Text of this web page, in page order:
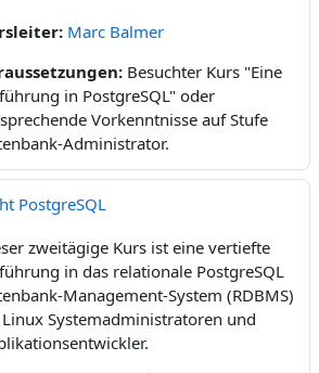
Marc Balmer
: Besuchter Kurs "Eine
in PostgreSQL" oder
Vorkenntnisse auf Stufe
Administrator.
PostgreSQL
zweitägige Kurs ist eine vertiefte
in das relationale PostgreSQL
Management-System (RDBMS)
Systemadministratoren und